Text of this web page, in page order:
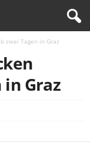
zwei Tagen in Graz
Graz